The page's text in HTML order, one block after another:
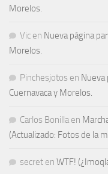
Morelos.
Vic en Nueva página
Morelos.
Pinchesjotos en Nueva
Cuernavaca y Morelos.
Carlos Bonilla en
(Actualizado: Fotos de la
secret en WTF!